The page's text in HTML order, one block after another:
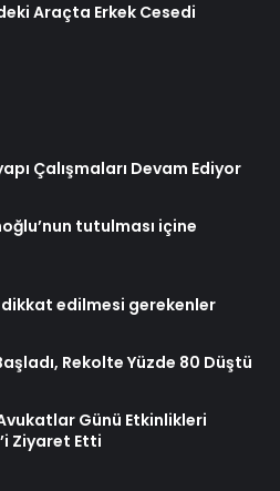
Araçta Erkek Cesedi
Çalışmaları Devam Ediyor
tutulması içine
dikkat edilmesi gerekenler
Rekolte Yüzde 80 Düştü
Günü Etkinlikleri
Ziyaret Etti